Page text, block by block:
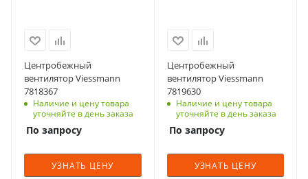
Центробежный
вентилятор Viessmann
7818367
Наличие и цену товара
уточняйте в день заказа
По запросу
УЗНАТЬ ЦЕНУ
Центробежный
вентилятор Viessmann
7819630
Наличие и цену товара
уточняйте в день заказа
По запросу
УЗНАТЬ ЦЕНУ